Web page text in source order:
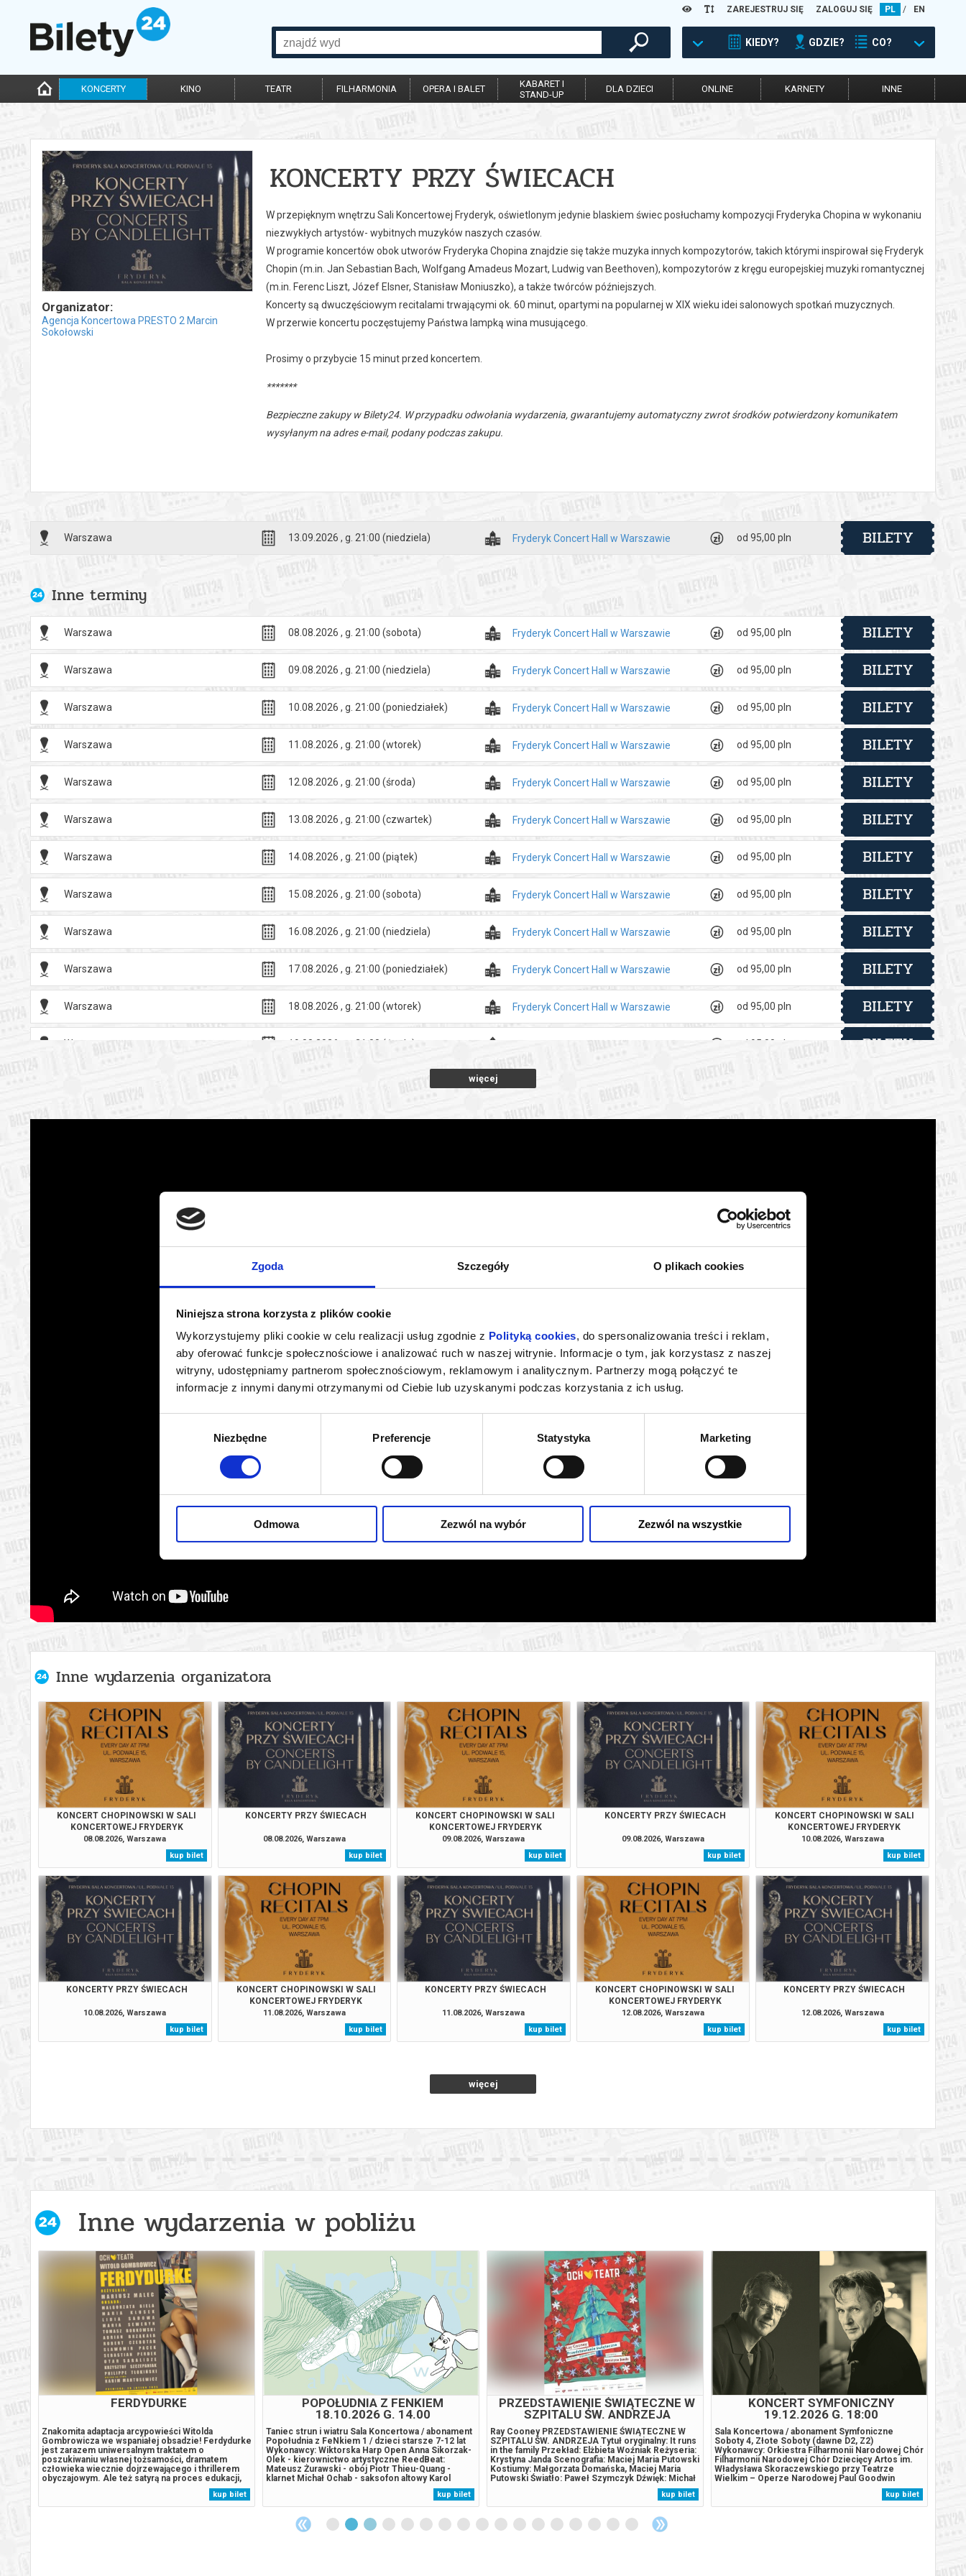
Zgoda Szczegóły O plikach cookies
Niniejsza strona korzysta z plików cookie
Wykorzystujemy pliki cookie w celu realizacji usług zgodnie z Polityką cookies, do spersonalizowania treści i reklam,
aby oferować funkcje społecznościowe i analizować ruch w naszej witrynie. Informacje o tym, jak korzystasz z naszej
witryny, udostępniamy partnerom społecznościowym, reklamowym i analitycznym. Partnerzy mogą połączyć te
informacje z innymi danymi otrzymanymi od Ciebie lub uzyskanymi podczas korzystania z ich usług.
Niezbędne Preferencje Statystyka Marketing
Odmowa Zezwól na wybór Zezwól na wszystkie
ZAREJESTRUJ SIĘ ZALOGUJ SIĘ PL / EN
KIEDY? GDZIE? CO?
KONCERTY KINO TEATR FILHARMONIA OPERA I BALET
KABARET I
STAND-UP
DLA DZIECI ONLINE KARNETY INNE
Organizator:
Agencja Koncertowa PRESTO 2 Marcin
Sokołowski
KONCERTY PRZY ŚWIECACH
W przepięknym wnętrzu Sali Koncertowej Fryderyk, oświetlonym jedynie blaskiem świec posłuchamy kompozycji Fryderyka Chopina w wykonaniu
niezwykłych artystów- wybitnych muzyków naszych czasów.
W programie koncertów obok utworów Fryderyka Chopina znajdzie się także muzyka innych kompozytorów, takich którymi inspirował się Fryderyk
Chopin (m.in. Jan Sebastian Bach, Wolfgang Amadeus Mozart, Ludwig van Beethoven), kompozytorów z kręgu europejskiej muzyki romantycznej
(m.in. Ferenc Liszt, Józef Elsner, Stanisław Moniuszko), a także twórców późniejszych.
Koncerty są dwuczęściowym recitalami trwającymi ok. 60 minut, opartymi na popularnej w XIX wieku idei salonowych spotkań muzycznych.
W przerwie koncertu poczęstujemy Państwa lampką wina musującego.
Prosimy o przybycie 15 minut przed koncertem.
*******
Bezpieczne zakupy w Bilety24. W przypadku odwołania wydarzenia, gwarantujemy automatyczny zwrot środków potwierdzony komunikatem
wysyłanym na adres e-mail, podany podczas zakupu.
Warszawa 13.09.2026 , g. 21:00 (niedziela) Fryderyk Concert Hall w Warszawie od 95,00 pln BILETY
Inne terminy
Warszawa 08.08.2026 , g. 21:00 (sobota) Fryderyk Concert Hall w Warszawie od 95,00 pln BILETY
Warszawa 09.08.2026 , g. 21:00 (niedziela) Fryderyk Concert Hall w Warszawie od 95,00 pln BILETY
Warszawa 10.08.2026 , g. 21:00 (poniedziałek) Fryderyk Concert Hall w Warszawie od 95,00 pln BILETY
Warszawa 11.08.2026 , g. 21:00 (wtorek) Fryderyk Concert Hall w Warszawie od 95,00 pln BILETY
Warszawa 12.08.2026 , g. 21:00 (środa) Fryderyk Concert Hall w Warszawie od 95,00 pln BILETY
Warszawa 13.08.2026 , g. 21:00 (czwartek) Fryderyk Concert Hall w Warszawie od 95,00 pln BILETY
Warszawa 14.08.2026 , g. 21:00 (piątek) Fryderyk Concert Hall w Warszawie od 95,00 pln BILETY
Warszawa 15.08.2026 , g. 21:00 (sobota) Fryderyk Concert Hall w Warszawie od 95,00 pln BILETY
Warszawa 16.08.2026 , g. 21:00 (niedziela) Fryderyk Concert Hall w Warszawie od 95,00 pln BILETY
Warszawa 17.08.2026 , g. 21:00 (poniedziałek) Fryderyk Concert Hall w Warszawie od 95,00 pln BILETY
Warszawa 18.08.2026 , g. 21:00 (wtorek) Fryderyk Concert Hall w Warszawie od 95,00 pln BILETY
Warszawa 19.08.2026 , g. 21:00 (środa) Fryderyk Concert Hall w Warszawie od 95,00 pln BILETY
BILETY
Warszawa 21.08.2026 , g. 21:00(piątek) Fryderyk Concert Hall w Warszawie od 95,00 pln BILETY
23.08.2026 , g. 21:00(niedziela) Fryderyk Concert Hall w Warszawie od 95,00 pln
od 95,00 pln
Fryderyk Concert Hall w Warszawie od 95,00 pln
27.08.2026 , g. 21:00(czwartek) Fryderyk Concert Hall w Warszawie od 95,00 pln
28.08.2026 , g. 21:00 Fryderyk Concert Hall w Warszawie
29.08.2026 , g. 21:00(sobota) od 95,00 pln
(niedziela) Fryderyk Concert Hall w Warszawie od 95,00 pln
31.08.2026 , g. 21:00(poniedziałek) Fryderyk Concert Hall w Warszawie od 95,00 pln
01.09.2026 , g. 21:00 Fryderyk Concert Hall w Warszawie od 95,00 pln
Warszawa
04.09.2026 , g. 21:00 Fryderyk Concert Hall w Warszawie od 95,00 pln
Warszawa
Warszawa 06.09.2026 , g. 21:00 (niedziela) Fryderyk Concert Hall w Warszawie od 95,00 pln BILETY
Warszawa 07.09.2026 , g. 21:00 (poniedziałek) Fryderyk Concert Hall w Warszawie od 95,00 pln BILETY
Warszawa 08.09.2026 , g. 21:00(wtorek) Fryderyk Concert Hall w Warszawie od 95,00 pln BILETY
Warszawa Fryderyk Concert Hall w Warszawie od 95,00 pln BILETY
Warszawa 10.09.2026 , g. 21:00(czwartek) Fryderyk Concert Hall w Warszawie od 95,00 pln BILETY
Warszawa 11.09.2026 , g. 21:00(piątek) Fryderyk Concert Hall w Warszawie od 95,00 pln BILETY
Warszawa 12.09.2026 , g. 21:00 (sobota) Fryderyk Concert Hall w Warszawie od 95,00 pln BILETY
Warszawa 14.09.2026 , g. 21:00(poniedziałek) Fryderyk Concert Hall w Warszawie od 95,00 pln BILETY
Warszawa 15.09.2026 , g. 21:00 Fryderyk Concert Hall w Warszawie BILETY
(czwartek) Fryderyk Concert Hall w Warszawie
Warszawa 18.09.2026 , g. 21:00(piątek) Fryderyk Concert Hall w Warszawie od 95,00 pln BILETY
Warszawa 19.09.2026 , g. 21:00 (sobota) Fryderyk Concert Hall w Warszawie BILETY
21.09.2026 , g. 21:00
Warszawa 22.09.2026 , g. 21:00 (wtorek) Fryderyk Concert Hall w Warszawie od 95,00 pln BILETY
Warszawa 23.09.2026 , g. 21:00(środa) Fryderyk Concert Hall w Warszawie od 95,00 pln BILETY
Warszawa 24.09.2026 , g. 21:00(czwartek) Fryderyk Concert Hall w Warszawie od 95,00 pln BILETY
Warszawa 25.09.2026 , g. 21:00 (piątek) Fryderyk Concert Hall w Warszawie od 95,00 pln BILETY
Warszawa 26.09.2026 , g. 21:00(sobota) Fryderyk Concert Hall w Warszawie od 95,00 pln BILETY
Warszawa 27.09.2026 , g. 21:00(niedziela) Fryderyk Concert Hall w Warszawie od 95,00 pln BILETY
(poniedziałek) Fryderyk Concert Hall w Warszawie BILETY
więcej
Inne wydarzenia organizatora
KONCERT CHOPINOWSKI W SALI
KONCERTOWEJ FRYDERYK
08.08.2026, Warszawa
kup bilet
KONCERTY PRZY ŚWIECACH
08.08.2026, Warszawa
kup bilet
KONCERT CHOPINOWSKI W SALI
KONCERTOWEJ FRYDERYK
09.08.2026, Warszawa
kup bilet
KONCERTY PRZY ŚWIECACH
09.08.2026, Warszawa
kup bilet
KONCERT CHOPINOWSKI W SALI
KONCERTOWEJ FRYDERYK
10.08.2026, Warszawa
kup bilet
KONCERTY PRZY ŚWIECACH
10.08.2026, Warszawa
kup bilet
KONCERT CHOPINOWSKI W SALI
KONCERTOWEJ FRYDERYK
11.08.2026, Warszawa
kup bilet
KONCERTY PRZY ŚWIECACH
11.08.2026, Warszawa
kup bilet
KONCERT CHOPINOWSKI W SALI
KONCERTOWEJ FRYDERYK
12.08.2026, Warszawa
kup bilet
KONCERTY PRZY ŚWIECACH
12.08.2026, Warszawa
kup bilet
więcej
Inne wydarzenia w pobliżu
FERDYDURKE
Znakomita adaptacja arcypowieści Witolda
Gombrowicza we wspaniałej obsadzie! Ferdydurke
jest zarazem uniwersalnym traktatem o
poszukiwaniu własnej tożsamości, dramatem
człowieka wiecznie dojrzewającego i thrillerem
obyczajowym. Ale też satyrą na proces edukacji,
na wszechobecne drobnomieszczaństwo oraz
kastowość społeczeństwa. W naszej, OCH‑owej
wersji, to też wirtuozerska zabawa formą i
kup bilet
POPOŁUDNIA Z FENKIEM
18.10.2026 G. 14.00
Taniec strun i wiatru Sala Koncertowa / abonament
Popołudnia z FeNkiem 1 / dzieci starsze 7-12 lat
Wykonawcy: Wiktorska Harp Open Anna Sikorzak-
Olek - kierownictwo artystyczne ReedBeat:
Mateusz Żurawski - obój Piotr Thieu-Quang -
klarnet Michał Ochab - saksofon altowy Karol
Sikora - klarnet basowy Szymon Michalik - fagot
Agata Malcherek - głos FeNka W przewodniku
koncertowym FeNka... muzyczne kształtyLisek...
kup bilet
PRZEDSTAWIENIE ŚWIĄTECZNE W
SZPITALU ŚW. ANDRZEJA
Ray Cooney PRZEDSTAWIENIE ŚWIĄTECZNE W
SZPITALU ŚW. ANDRZEJA Tytuł oryginalny: It runs
in the family Przekład: Elżbieta Woźniak Reżyseria:
Krystyna Janda Scenografia: Maciej Maria Putowski
Kostiumy: Małgorzata Domańska, Maciej Maria
Putowski Światło: Paweł Szymczyk Dźwięk: Michał
Domańska Producent wykonawczy i asystent
reżysera: Alicja Przerazińska Obsada: DR...
kup bilet
KONCERT SYMFONICZNY
19.12.2026 G. 18:00
Sala Koncertowa / abonament Symfoniczne
Soboty 4, Złote Soboty (dawne D2, Z2)
Wykonawcy: Orkiestra Filharmonii Narodowej Chór
Filharmonii Narodowej Chór Dziecięcy Artos im.
Władysława Skoraczewskiego przy Teatrze
Wielkim – Operze Narodowej Paul Goodwin
dyrygent Ian Bostridge tenor Bartosz Michałowski
przygotowanie Chóru FN Danuta Chmurska
przygotowanie Chóru Artos Program: Franz
kup bilet